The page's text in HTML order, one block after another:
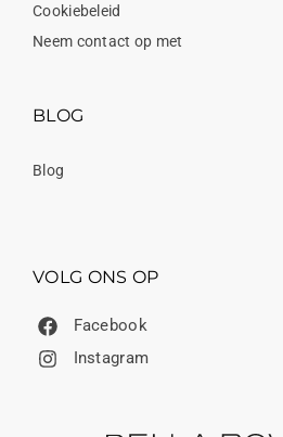
Cookiebeleid
Neem contact op met
BLOG
Blog
VOLG ONS OP
Facebook
Instagram